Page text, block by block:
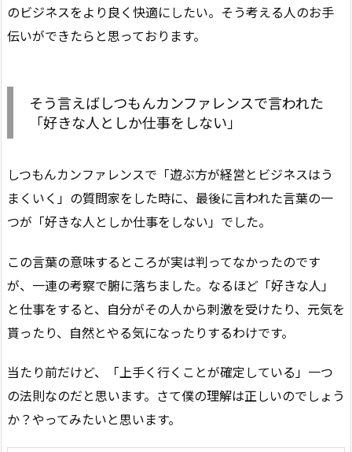
のビジネスをより良く快適にしたい。そう考える人のお手
伝いができたらと思っております。
そう言えばしつもんカンファレンスで言われた
「好きな人としか仕事をしない」
しつもんカンファレンスで「遊ぶ方が経営とビジネスはう
まくいく」の質問家をした時に、最後に言われた言葉の一
つが「好きな人としか仕事をしない」でした。
この言葉の意味するところが実は判ってなかったのです
が、一連の考察で腑に落ちました。なるほど「好きな人」
と仕事をすると、自分がその人から刺激を受けたり、元気を
貰ったり、自然とやる気になったりするわけです。
当たり前だけど、「上手く行くことが確定している」一つ
の法則なのだと思います。さて僕の理解は正しいのでしょう
か？やってみたいと思います。